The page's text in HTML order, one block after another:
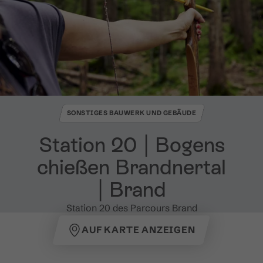
Station 20 ​|​ Bogens
chießen Brandnertal
​|​ Brand
SONSTIGES BAUWERK UND GEBÄUDE
Station 20 des Parcours Brand
AUF KARTE ANZEIGEN